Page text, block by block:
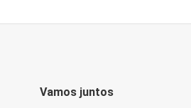
Vamos juntos